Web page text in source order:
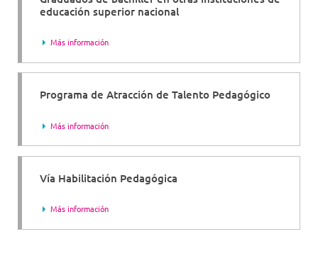
educación superior nacional
Más información
Programa de Atracción de Talento Pedagógico
Más información
Vía Habilitación Pedagógica
Más información